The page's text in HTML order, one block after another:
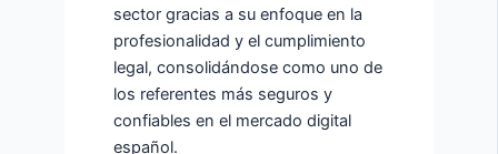
sector gracias a su enfoque en la
profesionalidad y el cumplimiento
legal, consolidándose como uno de
los referentes más seguros y
confiables en el mercado digital
español.